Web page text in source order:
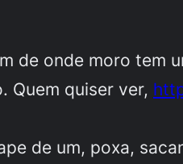
de onde moro tem
Quem quiser ver,
de um, poxa,